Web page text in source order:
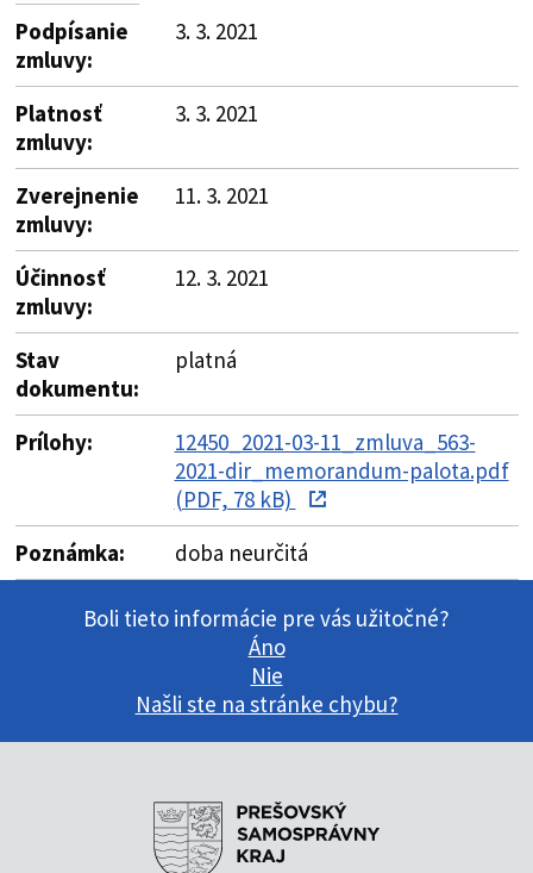
Podpísanie
zmluvy:
3. 3. 2021
Platnosť
zmluvy:
3. 3. 2021
Zverejnenie
zmluvy:
11. 3. 2021
Účinnosť
zmluvy:
12. 3. 2021
Stav
dokumentu:
platná
Prílohy:
12450_2021-03-11_zmluva_563-
2021-dir_memorandum-palota.pdf
(PDF, 78 kB)
Poznámka:
doba neurčitá
Boli tieto informácie pre vás užitočné?
Áno
Nie
Našli ste na stránke chybu?